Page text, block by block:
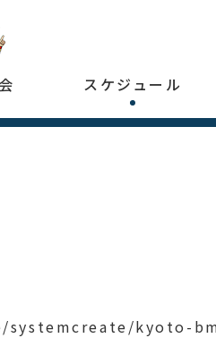
スケジュール
systemcreate/kyoto-